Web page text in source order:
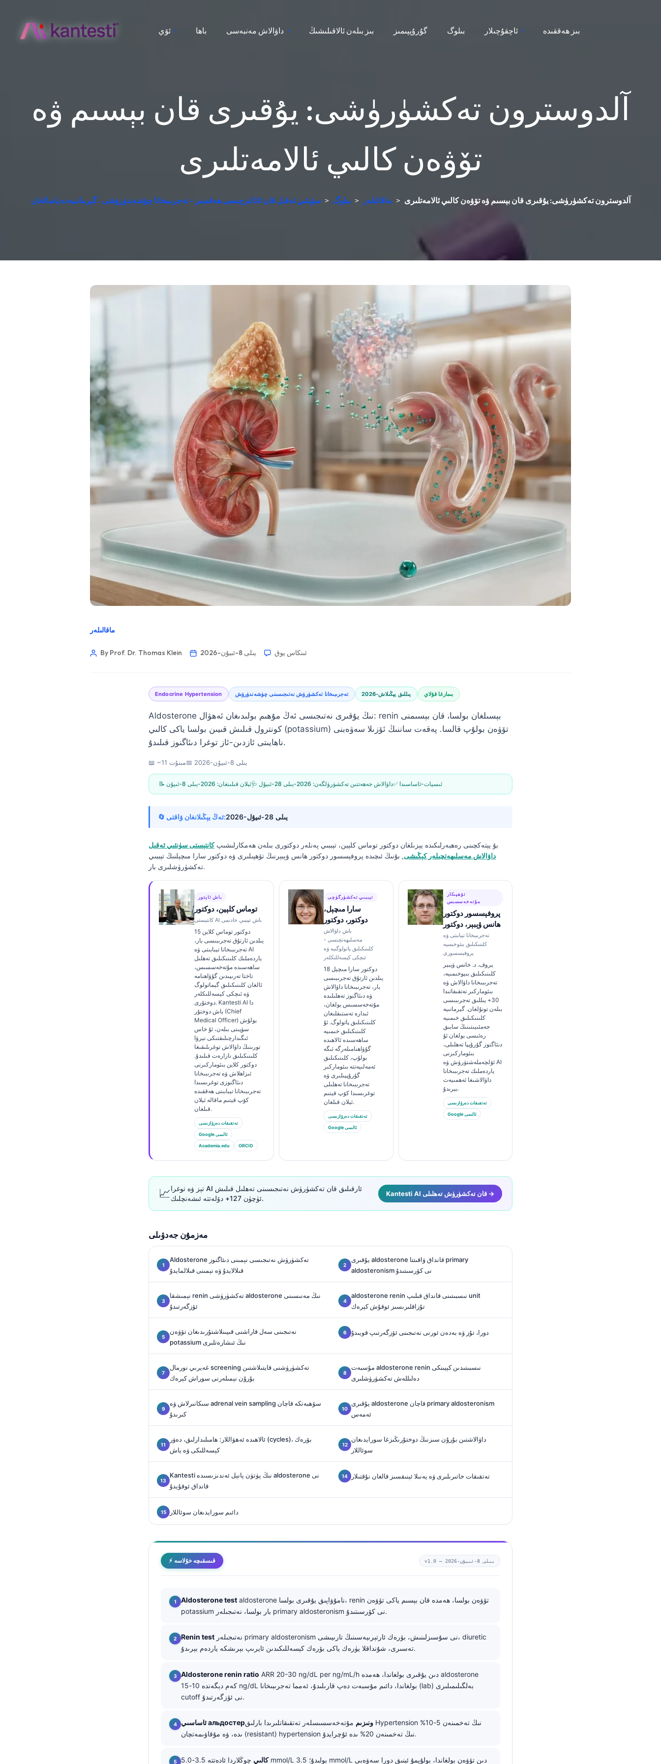
ئۆي باھا داۋالاش مەنبەسى بىز بىلەن ئالاقىلىشىڭ گۇرۇپپىمىز بىلوگ ئاچقۇچىلار بىز ھەققىدە
آلدوسترون تەكشۈرۈشى: يۇقىرى قان بېسىم ۋە
تۆۋەن كالىي ئالامەتلىرى
سۈنئىي ئەقىل قان ئانالىزچىسى ھەقسىز - تەجرىبىخانا چۈشەندۈرۈشى ، گېرمانىيەدە ياسالغان > بىلوگ > ماقالىلەر > آلدوسترون تەكشۈرۈشى: يۇقىرى قان بېسىم ۋە تۆۋەن كالىي ئالامەتلىرى
ماقالىلەر
By Prof. Dr. Thomas Klein 2026-يىلى 8-ئىيۇن ئىنكاس يوق
Endocrine Hypertension تەجرىبىخانا تەكشۈرۈش نەتىجىسىنى چۈشەندۈرۈش 2026-يىللىق يېڭىلاش بىمارغا قۇلاي
Aldosterone نىڭ يۇقىرى نەتىجىسى ئەڭ مۇھىم بولىدىغان ئەھۋال: renin بېسىلغان بولسا، قان بېسىمنى
كونترول قىلىش قىيىن بولسا ياكى كالىي (potassium) تۆۋەن بولۇپ قالسا. پەقەت ساننىڭ ئۆزىلا سەۋەبنى
ناھايىتى ئازدىن-ئاز توغرا دىئاگنوز قىلىدۇ.
📖 ~11 مىنۇت📅 2026-يىلى 8-ئىيۇن
📝 ئېلان قىلىنغان: 2026-يىلى 8-ئىيۇن 🩺 داۋالاش جەھەتتىن تەكشۈرۈلگەن: 2026-يىلى 28-ئىيۇل ✅ ئىسپات-ئاساسىدا
🔄 ئەڭ يېڭىلانغان ۋاقتى: 2026-يىلى 28-ئىيۇل
بۇ يېتەكچىنى رەھبەرلىكىدە يېزىلغان دوكتور توماس كلېين، تېببىي پەنلەر دوكتورى بىلەن ھەمكارلىشىپكانتېستى سۈنئىي ئەقىل
داۋالاش مەسلىھەتچىلەر كېڭىشى, بۇنىڭ ئىچىدە پروفېسسور دوكتور ھانس ۋېبېرنىڭ تۆھپىلىرى ۋە دوكتور سارا مىچېلنىڭ تېببىي
تەكشۈرۈشلىرى بار.
باش ئاپتور
توماس كلېين، دوكتور
كانتېستى AI باش تېببىي خادىمى
دوكتور توماس كلاین 15
يىلدىن ئارتۇق تەجرىبىسى بار،
تەجرىبىخانا تېبابىتى ۋە AI
ياردەملىك كلىنىكىلىق تەھلىل
ساھەسىدە مۇتەخەسسىس،
تاختا تەرىپىدىن گۇۋاھنامە
ئالغان كلىنىكىلىق گېماتولوگ
ۋە ئىچكى كېسەللىكلەر
دوختۇرى. Kantesti AI دا
باش دوختۇر (Chief
Medical Officer) بولۇش
سۈپىتى بىلەن، ئۇ خاس
ئىگىدارچىلىقتىكى نېرۋا
تورىنىڭ داۋالاش توغرىلىقىغا
كلىنىكىلىق نازارەت قىلىدۇ.
دوكتور كلاین بىئوماركىرنى
ئىزاھلاش ۋە تەجرىبىخانا
دىئاگنوزى توغرىسىدا
تەجرىبىخانا تېبابىتى ھەققىدە
كۆپ قېتىم ماقالە ئېلان
قىلغان.
تەتقىقات دەرۋازىسى
Google ئالىمى
Academia.edu ORCID
تېببىي تەكشۈرگۈچى
سارا مىچېل،
دوكتور، دوكتور
باش داۋالاش
مەسلىھەتچىسى -
كلىنىكىلىق پاتولوگىيە ۋە
ئىچكى كېسەللىكلەر
دوكتور سارا مىچېل 18
يىلدىن ئارتۇق تەجرىبىسى
بار، تەجرىبىخانا داۋالاش
ۋە دىئاگنوز تەھلىلىدە
مۇتەخەسسىس بولغان،
ئىدارە تەستىقلىغان
كلىنىكىلىق پاتولوگ. ئۇ
كلىنىكىلىق خىمىيە
ساھەسىدە ئالاھىدە
گۇۋاھنامىلەرگە ئىگە
بولۇپ، كلىنىكىلىق
ئەمەلىيەتتە بىئوماركىر
گۇرۇپپىلىرى ۋە
تەجرىبىخانا تەھلىلى
توغرىسىدا كۆپ قېتىم
ئېلان قىلغان.
تەتقىقات دەرۋازىسى
Google ئالىمى
تۆھپىكار
مۇتەخەسسىس
پروفېسسور دوكتور
ھانس ۋېبېر، دوكتور
تەجرىبىخانا تېبابىتى ۋە
كلىنىكىلىق بىئوخىمىيە
پروفېسسورى
پروف. د. خانس ۋېبېر
كلىنىكىلىق بىيوخىمىيە،
تەجرىبىخانا داۋالاش ۋە
بىئوماركىر تەتقىقاتىدا
30+ يىللىق تەجرىبىسى
بىلەن تونۇلغان. گېرمانىيە
كلىنىكىلىق خىمىيە
جەمئىيىتىنىڭ سابىق
رەئىسى بولغان ئۇ
دىئاگنوز گۇرۇپپا تەھلىلى،
بىئوماركىرنى
ئۆلچەملەشتۈرۈش ۋە AI
ياردەملىك تەجرىبىخانا
داۋالاشىغا ئەھمىيەت
بېرىدۇ.
تەتقىقات دەرۋازىسى
Google ئالىمى
📈تېز ۋە توغرا AI ئارقىلىق قان تەكشۈرۈش نەتىجىسىنى تەھلىل قىلىش
ئۈچۈن 127+ دۆلەتتە ئىشەنچلىك.
Kantesti AI قان تەكشۈرۈش تەھلىلى →
مەزمۇن جەدۋىلى
Aldosterone تەكشۈرۈش نەتىجىسى نېمىنى دىئاگنوز
قىلالايدۇ ۋە نېمىنى قىلالمايدۇ
يۇقىرى aldosterone قانداق ۋاقىتتا primary
aldosteronism نى كۆرسىتىدۇ
نېمىشقا renin تەكشۈرۈشى aldosterone نىڭ مەنىسىنى
ئۆزگەرتىدۇ
aldosterone renin نىسبىتىنى قانداق قىلىپ unit
تۇزاقلىرىسىز ئوقۇش كېرەك
نەتىجىنى سەل قاراشنى قىيىنلاشتۇرىدىغان تۆۋەن
potassium نىڭ ئىشارەتلىرى
دورا، تۇز ۋە بەدەن ئورنى نەتىجىنى ئۆزگەرتىپ قويىدۇ
غەيرىي نورمال screening تەكشۈرۈشنى قايتىلاشتىن
بۇرۇن نېمىلەرنى سوراش كېرەك
مۇسبەت aldosterone renin نىسبىتىدىن كېيىنكى
دەلىللەش تەكشۈرۈشلىرى
سىكانىرلاش ۋە adrenal vein sampling سۆھبەتكە قاچان
كىرىدۇ
يۇقىرى aldosterone قاچان primary aldosteronism
ئەمەس
ئالاھىدە ئەھۋاللار: ھامىلىدارلىق، دەۋر (cycles)، بۆرەك
كېسەللىكى ۋە ياش
داۋالاشتىن بۇرۇن سىزنىڭ دوختۇرىڭىزغا سورايدىغان
سوئاللار
Kantesti نىڭ پۈتۈن پانېل ئەندىزىسىدە aldosterone نى
قانداق ئوقۇيدۇ
تەتقىقات خاتىرىلىرى ۋە يەنىلا ئېنىقسىز قالغان نۇقتىلار
دائىم سورايدىغان سوئاللار
⚡ قىسقىچە خۇلاسە v1.0 — 2026-يىلى 8-ئىيۇن
Aldosterone test aldosterone نامۇۋاپىق يۇقىرى بولسا، renin تۆۋەن بولسا، ھەمدە قان بېسىم ياكى تۆۋەن
potassium بار بولسا، نەتىجىلەر primary aldosteronism نى كۆرسىتىدۇ.
Renin test
تەسىرى، شۇنداقلا يۈرەك ياكى بۆرەك كېسەللىكىدىن ئايرىپ بېرىشكە ياردەم بېرىدۇ.
Aldosterone renin ratio ARR 20-30 ng/dL per ng/mL/h دىن يۇقىرى بولغاندا، ھەمدە aldosterone
كەم دېگەندە 10-15 ng/dL بولغاندا، دائىم مۇسبەت دەپ قارىلىدۇ، ئەمما تەجرىبىخانا (lab) بەلگىلىمىلىرى
cutoff نى ئۆزگەرتىدۇ.
ئاساسىي альдостерونىزىم مۇتەخەسسىسلەر تەتقىقاتلىرىدا بارلىق Hypertension نىڭ تەخمىنەن 5-10%
ىدە، ۋە مۇقاۋىمەتچان (resistant) hypertension نىڭ تەخمىنەن 20% ىدە ئۇچرايدۇ.
كالىي چوڭلاردا ئادەتتە 3.5-5.0 mmol/L بولىدۇ؛ 3.5 mmol/L دىن تۆۋەن بولغاندا، بولۇپمۇ ئېنىق دورا سەۋەبى